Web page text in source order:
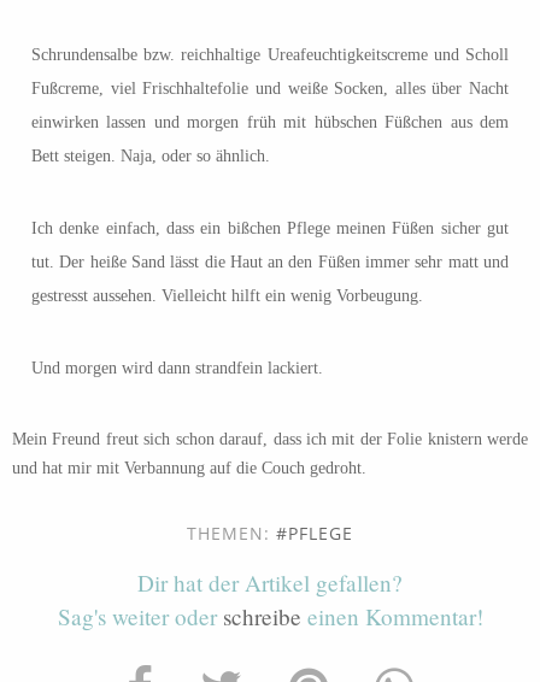
Schrundensalbe bzw. reichhaltige Ureafeuchtigkeitscreme und Scholl
Fußcreme, viel Frischhaltefolie und weiße Socken, alles über Nacht
einwirken lassen und morgen früh mit hübschen Füßchen aus dem
Bett steigen. Naja, oder so ähnlich.
Ich denke einfach, dass ein bißchen Pflege meinen Füßen sicher gut
tut. Der heiße Sand lässt die Haut an den Füßen immer sehr matt und
gestresst aussehen. Vielleicht hilft ein wenig Vorbeugung.
Und morgen wird dann strandfein lackiert.
Mein Freund freut sich schon darauf, dass ich mit der Folie knistern werde
und hat mir mit Verbannung auf die Couch gedroht.
THEMEN: PFLEGE
Dir hat der Artikel gefallen?
Sag's weiter oder schreibe einen Kommentar!